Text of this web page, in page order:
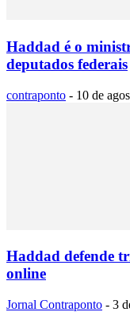
Haddad é o
deputados federais
contraponto - 10 de
Haddad defende
online
Jornal Contraponto - 3